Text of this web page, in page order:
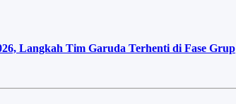
Langkah Tim Garuda Terhenti di Fase Grup